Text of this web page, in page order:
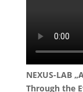
NEXUS-LAB
Through the